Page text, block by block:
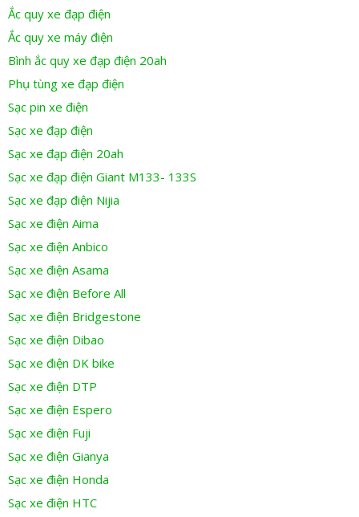
Ắc quy xe đạp điện
Ắc quy xe máy điện
Bình ắc quy xe đạp điện 20ah
Phụ tùng xe đạp điện
Sạc pin xe điện
Sạc xe đạp điện
Sạc xe đạp điện 20ah
Sạc xe đạp điện Giant M133- 133S
Sạc xe đạp điện Nijia
Sạc xe điện Aima
Sạc xe điện Anbico
Sạc xe điện Asama
Sạc xe điện Before All
Sạc xe điện Bridgestone
Sạc xe điện Dibao
Sạc xe điện DK bike
Sạc xe điện DTP
Sạc xe điện Espero
Sạc xe điện Fuji
Sạc xe điện Gianya
Sạc xe điện Honda
Sạc xe điện HTC